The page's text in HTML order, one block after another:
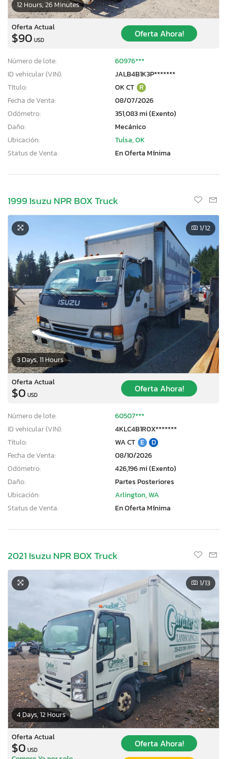
12 Hours, 26 Minutes
Oferta Actual
$90 USD
Oferta Ahora!
Número de lote:
60976***
ID vehicular (VIN):
JALB4B1K3P*******
Título:
OK CT R
Fecha de Venta:
08/07/2026
Odómetro:
351,083 mi (Exento)
Daño:
Mecánico
Ubicación:
Tulsa, OK
Status de Venta:
En Oferta Mínima
1999 Isuzu NPR BOX Truck
3 Days, 11 Hours
1/12
Oferta Actual
$0 USD
Oferta Ahora!
Número de lote:
60507***
ID vehicular (VIN):
4KLC4B1R0X*******
Título:
WA CT E
D
Fecha de Venta:
08/10/2026
Odómetro:
426,196 mi (Exento)
Daño:
Partes Posteriores
Ubicación:
Arlington, WA
Status de Venta:
En Oferta Mínima
2021 Isuzu NPR BOX Truck
4 Days, 12 Hours
1/13
Oferta Actual
$0 USD
Oferta Ahora!